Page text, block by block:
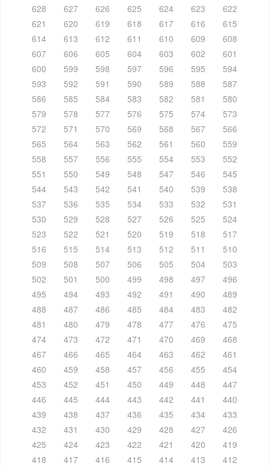
628
627 626 625 624 623
622
621
620 619 618 617 616
615
614
613 612 611 610 609
608
607
606 605 604 603 602
601
600
599 598 597 596 595
594
593
592 591 590 589 588
587
586
585 584 583 582 581
580
579
578 577 576 575 574
573
572
571 570 569 568 567
566
565
564 563 562 561 560
559
558
557 556 555 554 553
552
551
550 549 548 547 546
545
544
543 542 541 540 539
538
537
536 535 534 533 532
531
530
529 528 527 526 525
524
523
522 521 520 519 518
517
516
515 514 513 512 511
510
509
508 507 506 505 504
503
502
501 500 499 498 497
496
495
494 493 492 491 490
489
488
487 486 485 484 483
482
481
480 479 478 477 476
475
474
473 472 471 470 469
468
467
466 465 464 463 462
461
460
459 458 457 456 455
454
453
452 451 450 449 448
447
446
445 444 443 442 441
440
439
438 437 436 435 434
433
432
431 430 429 428 427
426
425
424 423 422 421 420
419
418
417 416 415 414 413
412